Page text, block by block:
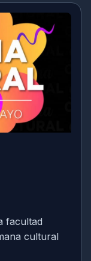
facultad
cultural